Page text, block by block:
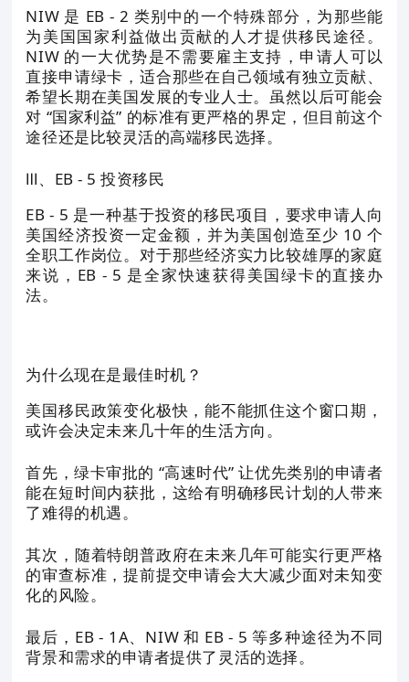
NIW 是 EB - 2 类别中的一个特殊部分，为那些能
为美国国家利益做出贡献的人才提供移民途径。
NIW 的一大优势是不需要雇主支持，申请人可以
直接申请绿卡，适合那些在自己领域有独立贡献、
希望长期在美国发展的专业人士。虽然以后可能会
对 “国家利益” 的标准有更严格的界定，但目前这个
途径还是比较灵活的高端移民选择。
Ⅲ、EB - 5 投资移民
EB - 5 是一种基于投资的移民项目，要求申请人向
美国经济投资一定金额，并为美国创造至少 10 个
全职工作岗位。对于那些经济实力比较雄厚的家庭
来说，EB - 5 是全家快速获得美国绿卡的直接办
法。
为什么现在是最佳时机？
美国移民政策变化极快，能不能抓住这个窗口期，
或许会决定未来几十年的生活方向。
首先，绿卡审批的 “高速时代” 让优先类别的申请者
能在短时间内获批，这给有明确移民计划的人带来
了难得的机遇。
其次，随着特朗普政府在未来几年可能实行更严格
的审查标准，提前提交申请会大大减少面对未知变
化的风险。
最后，EB - 1A、NIW 和 EB - 5 等多种途径为不同
背景和需求的申请者提供了灵活的选择。